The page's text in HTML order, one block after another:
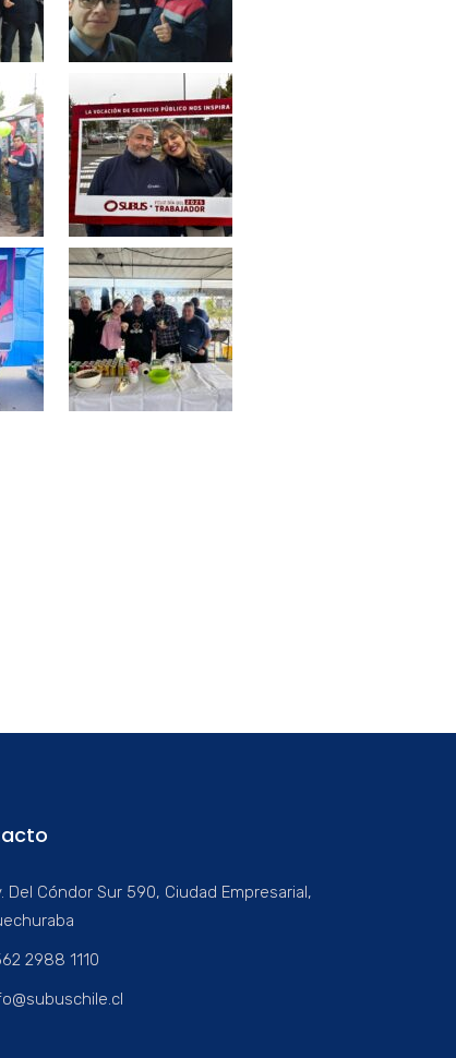
Del Cóndor Sur 590, Ciudad Empresarial,
2988 1110